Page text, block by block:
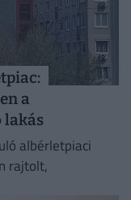
a
lakás
albérletpiaci
rajtolt,